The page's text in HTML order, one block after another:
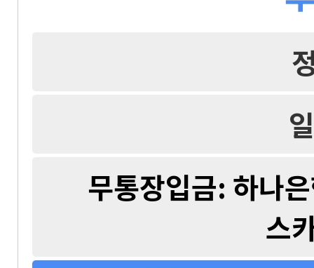
무통장입금: 하나
스